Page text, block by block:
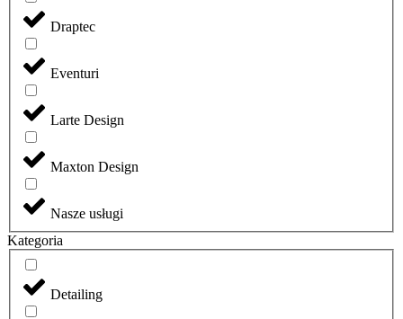
Draptec
Eventuri
Larte Design
Maxton Design
Nasze usługi
Kategoria
Detailing